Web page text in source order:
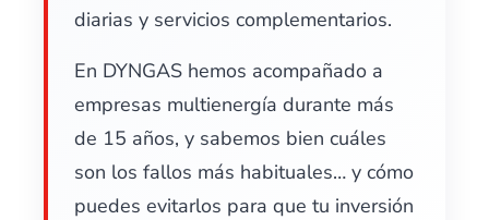
diarias y servicios complementarios.
En DYNGAS hemos acompañado a
empresas multienergía durante más
de 15 años, y sabemos bien cuáles
son los fallos más habituales… y cómo
puedes evitarlos para que tu inversión